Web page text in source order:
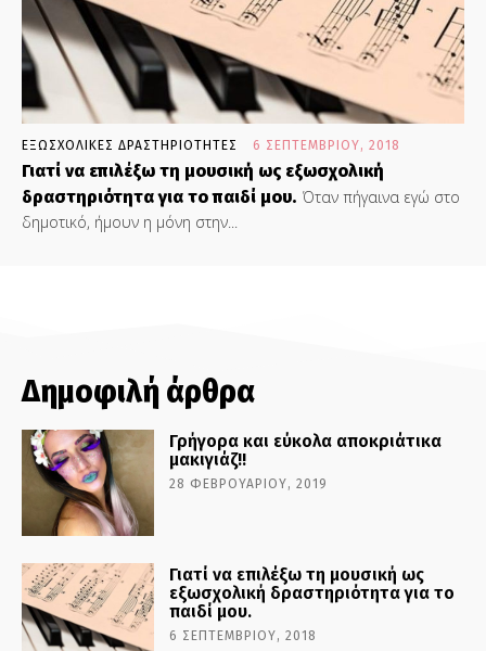
ΕΞΩΣΧΟΛΙΚΕΣ ΔΡΑΣΤΗΡΙΟΤΗΤΕΣ 6 ΣΕΠΤΕΜΒΡΊΟΥ, 2018
Γιατί να επιλέξω τη μουσική ως εξωσχολική
δραστηριότητα για το παιδί μου. Όταν πήγαινα εγώ στο
δημοτικό, ήμουν η μόνη στην...
Δημοφιλή άρθρα
Γρήγορα και εύκολα αποκριάτικα
μακιγιάζ!!
28 ΦΕΒΡΟΥΑΡΊΟΥ, 2019
Γιατί να επιλέξω τη μουσική ως
εξωσχολική δραστηριότητα για το
παιδί μου.
6 ΣΕΠΤΕΜΒΡΊΟΥ, 2018